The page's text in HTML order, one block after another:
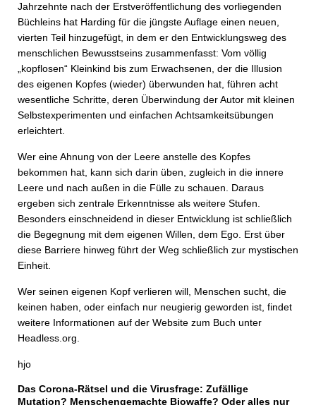
Jahrzehnte nach der Erstveröffentlichung des vorliegenden
Büchleins hat Harding für die jüngste Auflage einen neuen,
vierten Teil hinzugefügt, in dem er den Entwicklungsweg des
menschlichen Bewusstseins zusammenfasst: Vom völlig
„kopflosen“ Kleinkind bis zum Erwachsenen, der die Illusion
des eigenen Kopfes (wieder) überwunden hat, führen acht
wesentliche Schritte, deren Überwindung der Autor mit kleinen
Selbstexperimenten und einfachen Achtsamkeitsübungen
erleichtert.
Wer eine Ahnung von der Leere anstelle des Kopfes
bekommen hat, kann sich darin üben, zugleich in die innere
Leere und nach außen in die Fülle zu schauen. Daraus
ergeben sich zentrale Erkenntnisse als weitere Stufen.
Besonders einschneidend in dieser Entwicklung ist schließlich
die Begegnung mit dem eigenen Willen, dem Ego. Erst über
diese Barriere hinweg führt der Weg schließlich zur mystischen
Einheit.
Wer seinen eigenen Kopf verlieren will, Menschen sucht, die
keinen haben, oder einfach nur neugierig geworden ist, findet
weitere Informationen auf der Website zum Buch unter
Headless.org.
hjo
Das Corona-Rätsel und die Virusfrage: Zufällige
Mutation? Men­schengemachte Biowaffe? Oder alles nur